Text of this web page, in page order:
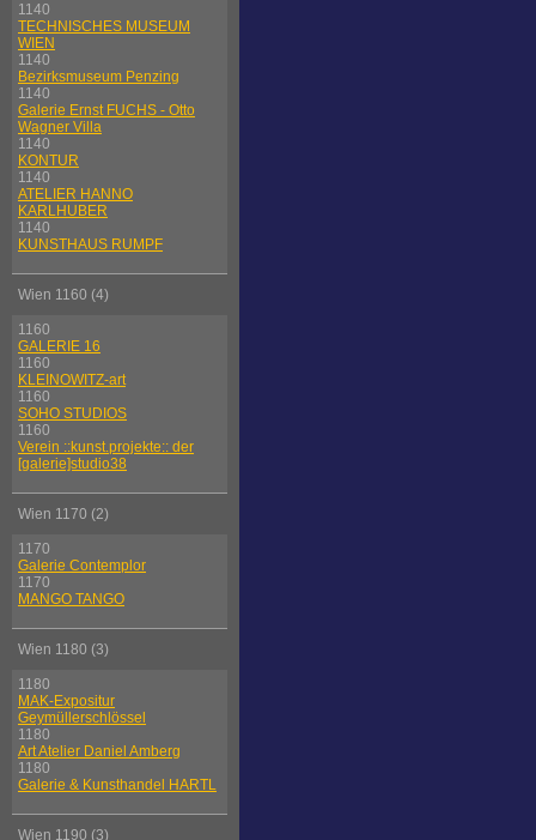
1140
TECHNISCHES MUSEUM
WIEN
1140
Bezirksmuseum Penzing
1140
Galerie Ernst FUCHS - Otto
Wagner Villa
1140
KONTUR
1140
ATELIER HANNO
KARLHUBER
1140
KUNSTHAUS RUMPF
Wien 1160 (4)
1160
GALERIE 16
1160
KLEINOWITZ-art
1160
SOHO STUDIOS
1160
Verein ::kunst.projekte:: der
[galerie]studio38
Wien 1170 (2)
1170
Galerie Contemplor
1170
MANGO TANGO
Wien 1180 (3)
1180
MAK-Expositur
Geymüllerschlössel
1180
Art Atelier Daniel Amberg
1180
Galerie & Kunsthandel HARTL
Wien 1190 (3)